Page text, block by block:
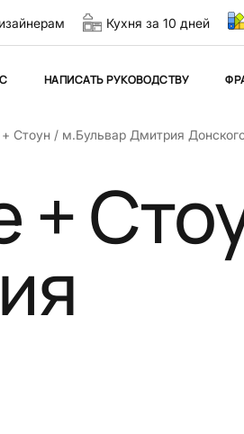
Кухня за 10 дней
НАПИСАТЬ РУКОВОДСТВУ
Стоун / м.Бульвар Дмитрия
+